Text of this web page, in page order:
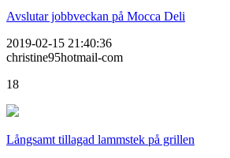
Avslutar jobbveckan på Mocca Deli
2019-02-15 21:40:36
christine95hotmail-com
18
Långsamt tillagad lammstek på grillen